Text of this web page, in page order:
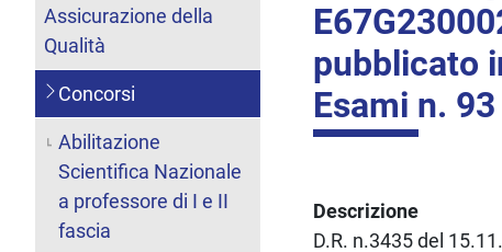
pubblicato
Esami n.
Descrizione
D.R. n.3435 del
Assicurazione della
Qualità
Concorsi
Abilitazione
Scientifica Nazionale
a professore di I e II
fascia